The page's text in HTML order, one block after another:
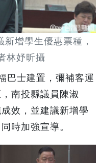
增學生優惠票種，
林妤昕攝
巴士建置，彌補客運
南投縣議員陳淑
效，並建議新增學
時加強宣導。